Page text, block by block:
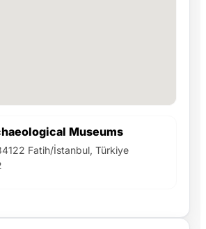
Museums
Fatih/İstanbul, Türkiye